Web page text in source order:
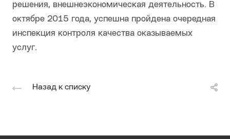
решения, внешнеэкономическая деятельность. В
октябре 2015 года, успешна пройдена очередная
инспекция контроля качества оказываемых
услуг.
Назад к списку